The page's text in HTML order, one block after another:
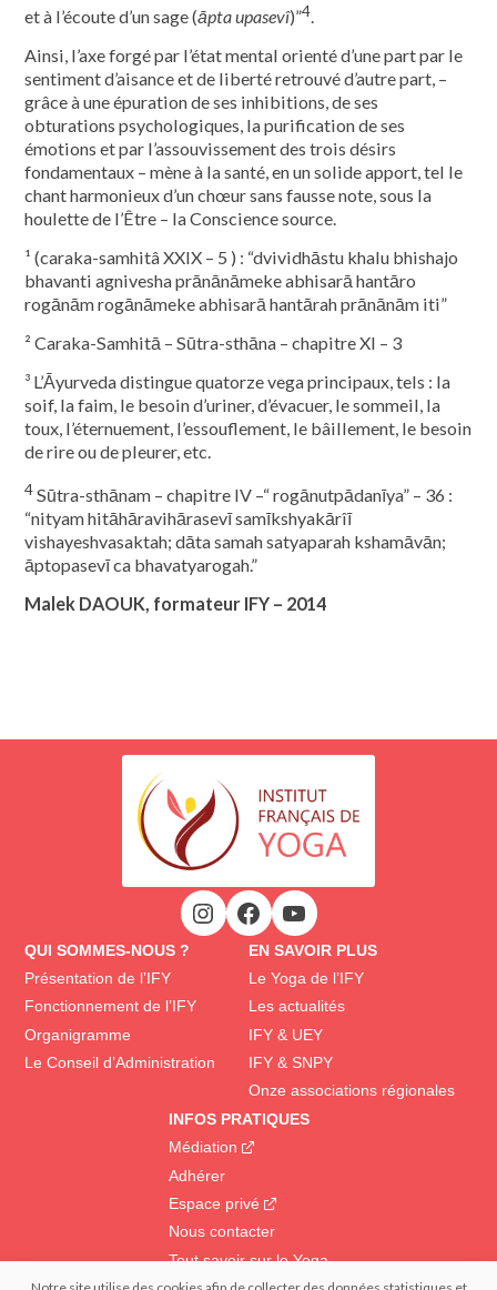
et à l’écoute d’un sage (āpta upasevî)”4.
Ainsi, l’axe forgé par l’état mental orienté d’une part par le
sentiment d’aisance et de liberté retrouvé d’autre part, –
grâce à une épuration de ses inhibitions, de ses
obturations psychologiques, la purification de ses
émotions et par l’assouvissement des trois désirs
fondamentaux – mène à la santé, en un solide apport, tel le
chant harmonieux d’un chœur sans fausse note, sous la
houlette de l’Être – la Conscience source.
¹ (caraka-samhitâ XXIX – 5 ) : “dvividhāstu khalu bhishajo
bhavanti agnivesha prānānāmeke abhisarā hantāro
rogānām rogānāmeke abhisarā hantārah prānānām iti”
² Caraka-Samhitā – Sūtra-sthāna – chapitre XI – 3
³ L’Āyurveda distingue quatorze vega principaux, tels : la
soif, la faim, le besoin d’uriner, d’évacuer, le sommeil, la
toux, l’éternuement, l’essouflement, le bâillement, le besoin
de rire ou de pleurer, etc.
4Sūtra-sthānam – chapitre IV –“ rogānutpādanīya” – 36 :
“nityam hitāhāravihārasevī samīkshyakārîī
vishayeshvasaktah; dāta samah satyaparah kshamāvān;
āptopasevī ca bhavatyarogah.”
Malek DAOUK, formateur IFY – 2014
QUI SOMMES-NOUS ?
Présentation de l’IFY
Fonctionnement de l’IFY
Organigramme
Le Conseil d’Administration
EN SAVOIR PLUS
Le Yoga de l’IFY
Les actualités
IFY & UEY
IFY & SNPY
Onze associations régionales
INFOS PRATIQUES
Médiation
Adhérer
Espace privé
Nous contacter
Tout savoir sur le Yoga